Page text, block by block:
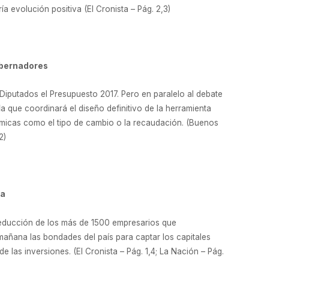
evolución positiva (El Cronista – Pág. 2,3)
el Presupuesto 2017. Pero en paralelo al debate
que coordinará el diseño definitivo de la herramienta
como el tipo de cambio o la recaudación. (Buenos
de los más de 1500 empresarios que
las bondades del país para captar los capitales
inversiones. (El Cronista – Pág. 1,4; La Nación – Pág.